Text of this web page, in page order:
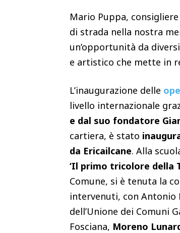
Mario Puppa,
di strada nella nostra
un’opportunità da
e artistico che mette in
L’inaugurazione delle
livello internazionale
e dal suo fondatore
cartiera, è stato
da Ericailcane. Alla
‘Il primo tricolore della
Comune, si è tenuta la
intervenuti, con Antonio
dell’Unione dei Comuni
Fosciana, Moreno